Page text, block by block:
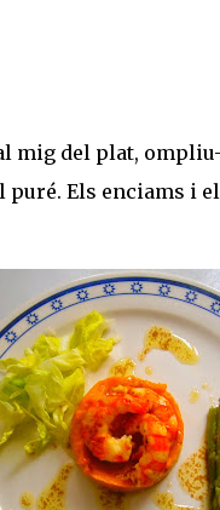
mig del plat,
puré. Els enciams i